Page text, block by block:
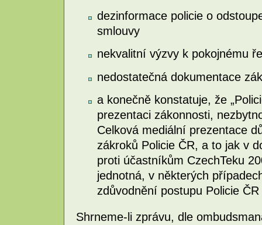
dezinformace policie o
smlouvy
nekvalitní výzvy k pokojnému
nedostatečná dokumentace
a konečně konstatuje, že
prezentaci zákonnosti,
Celková mediální prezentace
zákroků Policie ČR, a to jak v
proti účastníkům CzechTeku
jednotná, v některých
zdůvodnění postupu Policie
Shrneme-li zprávu, dle